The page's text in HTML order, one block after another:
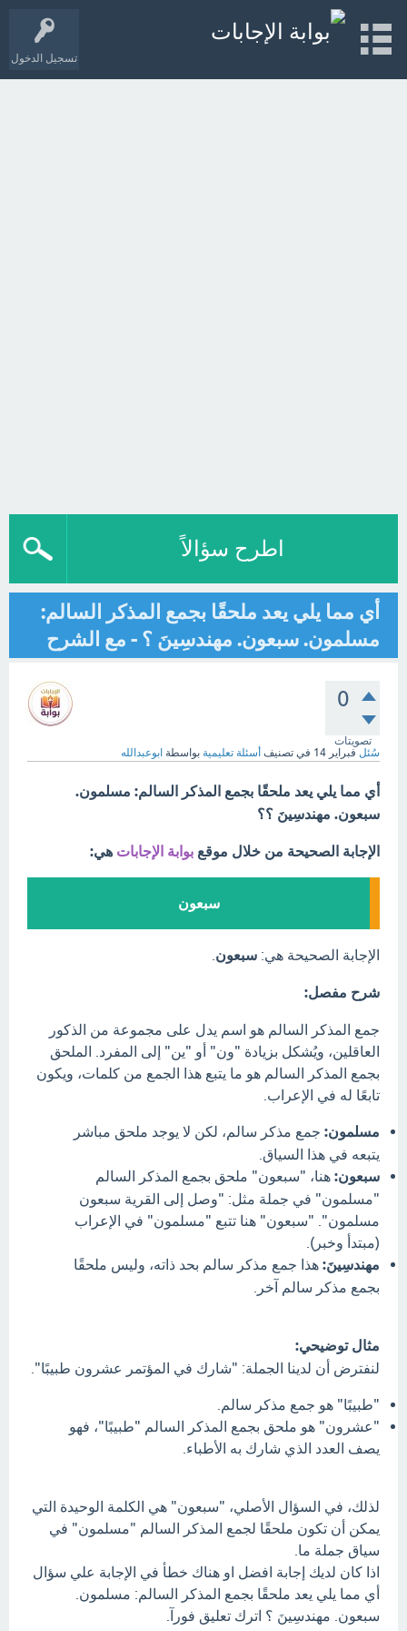
تسجيل الدخول
اطرح سؤالاً
أي مما يلي يعد ملحقًا بجمع المذكر السالم:
مسلمون. سبعون. مهندسِينَ ؟ - مع الشرح
0
تصويتات
سُئل فبراير 14 في تصنيف أسئلة تعليمية بواسطة ابوعبدالله
أي مما يلي يعد ملحقًا بجمع المذكر السالم: مسلمون.
سبعون. مهندسِينَ ؟؟
الإجابة الصحيحة من خلال موقع بوابة الإجابات هي:
سبعون
الإجابة الصحيحة هي: سبعون
شرح مفصل:
جمع المذكر السالم هو اسم يدل على مجموعة من الذكور
العاقلين، ويُشكل بزيادة "ون" أو "ين" إلى المفرد. الملحق
بجمع المذكر السالم هو ما يتبع هذا الجمع من كلمات، ويكون
تابعًا له في الإعراب.
مسلمون: جمع مذكر سالم، لكن لا يوجد ملحق مباشر
يتبعه في هذا السياق.
سبعون: هنا، "سبعون" ملحق بجمع المذكر السالم
"مسلمون" في جملة مثل: "وصل إلى القرية سبعون
مسلمون". "سبعون" هنا تتبع "مسلمون" في الإعراب
(مبتدأ وخبر).
مهندسِينَ: هذا جمع مذكر سالم بحد ذاته، وليس ملحقًا
بجمع مذكر سالم آخر.
مثال توضيحي:
لنفترض أن لدينا الجملة: "شارك في المؤتمر عشرون طبيبًا".
"طبيبًا" هو جمع مذكر سالم.
"عشرون" هو ملحق بجمع المذكر السالم "طبيبًا"، فهو
يصف العدد الذي شارك به الأطباء.
لذلك، في السؤال الأصلي، "سبعون" هي الكلمة الوحيدة التي
يمكن أن تكون ملحقًا لجمع المذكر السالم "مسلمون" في
سياق جملة ما.
اذا كان لديك إجابة افضل او هناك خطأ في الإجابة علي سؤال
أي مما يلي يعد ملحقًا بجمع المذكر السالم: مسلمون.
سبعون. مهندسِينَ ؟ اترك تعليق فورآ.